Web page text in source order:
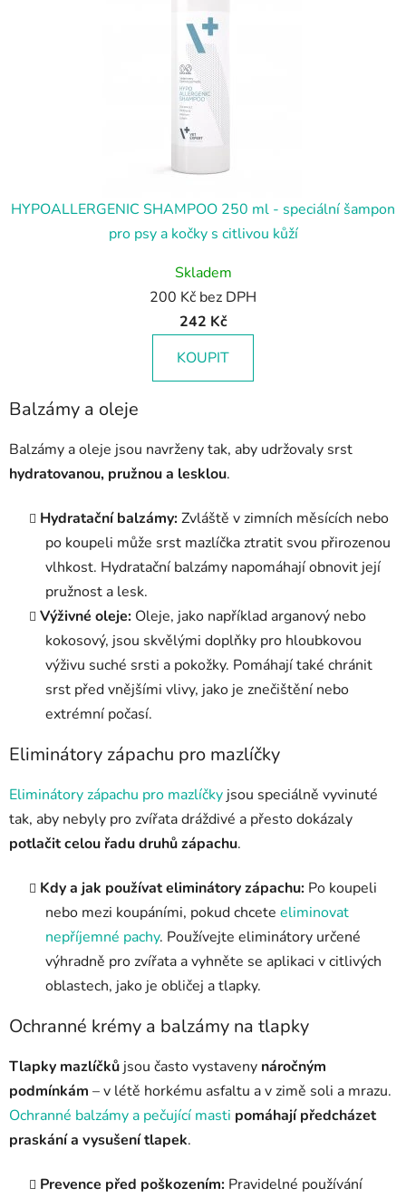
HYPOALLERGENIC SHAMPOO 250 ml - speciální šampon
pro psy a kočky s citlivou kůží
Skladem
200 Kč bez DPH
242 Kč
KOUPIT
Balzámy a oleje
Balzámy a oleje jsou navrženy tak, aby udržovaly srst
hydratovanou, pružnou a lesklou.
Hydratační balzámy:Zvláště v zimních měsících nebo
po koupeli může srst mazlíčka ztratit svou přirozenou
vlhkost. Hydratační balzámy napomáhají obnovit její
pružnost a lesk.
Výživné oleje: Oleje, jako například arganový nebo
kokosový, jsou skvělými doplňky pro hloubkovou
výživu suché srsti a pokožky. Pomáhají také chránit
srst před vnějšími vlivy, jako je znečištění nebo
extrémní počasí.
Eliminátory zápachu pro mazlíčky
Eliminátory zápachu pro mazlíčkyjsou speciálně vyvinuté
tak, aby nebyly pro zvířata dráždivé a přesto dokázaly
potlačit celou řadu druhů zápachu.
Kdy a jak používat eliminátory zápachu: Po koupeli
nebo mezi koupáními, pokud chcete eliminovat
nepříjemné pachy. Používejte eliminátory určené
výhradně pro zvířata a vyhněte se aplikaci v citlivých
oblastech, jako je obličej a tlapky.
Ochranné krémy a balzámy na tlapky
Tlapky mazlíčkůjsou často vystaveny náročným
podmínkám – v létě horkému asfaltu a v zimě soli a mrazu.
Ochranné balzámy a pečující masti pomáhají předcházet
praskání a vysušení tlapek.
Prevence před poškozením: Pravidelné používání